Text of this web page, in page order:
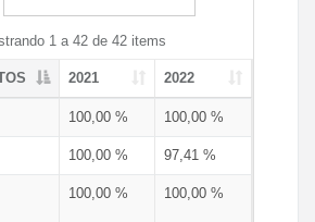
1 a 42 de 42 items
2021 2022
100,00 % 100,00 %
100,00 % 97,41 %
100,00 % 100,00 %